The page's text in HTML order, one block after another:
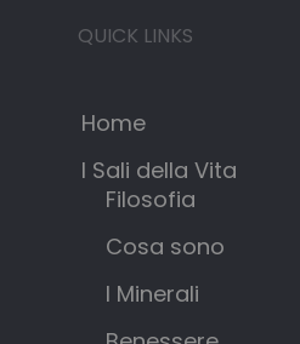
QUICK LINKS
Home
I Sali della Vita
Filosofia
Cosa sono
I Minerali